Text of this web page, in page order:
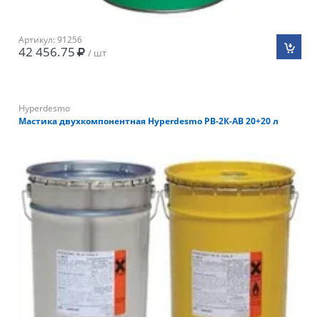
Артикул: 91256
42 456.75 / шт
Hyperdesmo
Мастика двухкомпонентная Hyperdesmo PB-2К-АB 20+20 л